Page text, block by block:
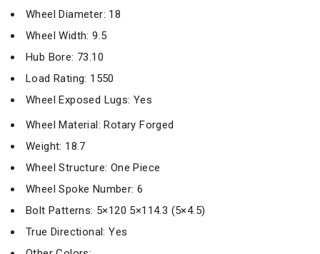
Wheel Diameter: 18
Wheel Width: 9.5
Hub Bore: 73.10
Load Rating: 1550
Wheel Exposed Lugs: Yes
Wheel Material: Rotary Forged
Weight: 18.7
Wheel Structure: One Piece
Wheel Spoke Number: 6
Bolt Patterns: 5×120 5×114.3 (5×4.5)
True Directional: Yes